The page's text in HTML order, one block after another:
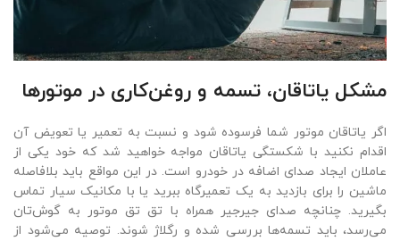
مشکل یاتاقان، تسمه و روغن‌کاری در موتورها
اگر یاتاقان موتور شما فرسوده شود و نسبت به تعمیر یا تعویض آن
اقدام نکنید با شکستگی یاتاقان مواجه خواهید شد که خود یکی از
عاملان ایجاد صدای اضافه در خودرو است. در این مواقع باید بلافاصله
ماشین را برای بازدید به یک تعمیرگاه ببرید یا با مکانیک سیار تماس
بگیرید. چنانچه صدای جیرجیر همراه با تق تق موتور به گوش‌تان
می‌رسد، باید تسمه‌ها بررسی شده و رگلاژ شوند. توصیه می‌شود از